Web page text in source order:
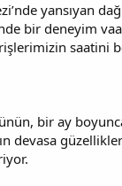
yansıyan
bir deneyim
saatini
bir ay
devasa